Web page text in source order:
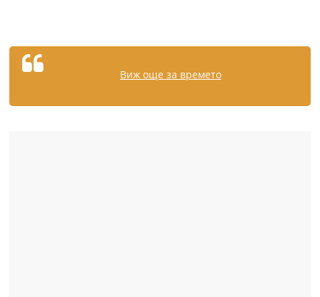
Виж още за времето